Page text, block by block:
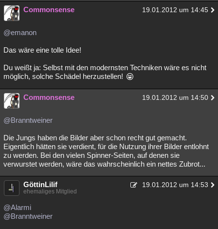
Commonsense 19.01.2012 um 14:45
@emanon
Das wäre eine tolle Idee!
Du weißt ja: Selbst mit den modernsten Techniken wäre es nicht
möglich, solche Schädel herzustellen!
Commonsense 19.01.2012 um 14:50
@Branntweiner
Die Jungs haben die Bilder aber schon recht gut gemacht.
Eigentlich hätten sie verdient, für die Nutzung ihrer Bilder entlohnt
zu werden. Bei den vielen Spinner-Seiten, auf denen sie
verwurstet werden, wäre das wahrscheinlich ein nettes Zubrot...
GöttinLilif 19.01.2012 um 14:53
ehemaliges Mitglied
@Alarmi
@Branntweiner